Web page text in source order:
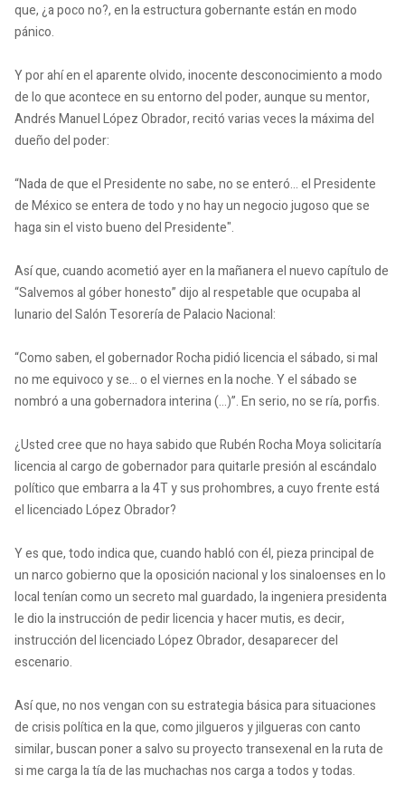
que, ¿a poco no?, en la estructura gobernante están en modo
pánico.
Y por ahí en el aparente olvido, inocente desconocimiento a modo
de lo que acontece en su entorno del poder, aunque su mentor,
Andrés Manuel López Obrador, recitó varias veces la máxima del
dueño del poder:
“Nada de que el Presidente no sabe, no se enteró... el Presidente
de México se entera de todo y no hay un negocio jugoso que se
haga sin el visto bueno del Presidente".
Así que, cuando acometió ayer en la mañanera el nuevo capítulo de
“Salvemos al góber honesto” dijo al respetable que ocupaba al
lunario del Salón Tesorería de Palacio Nacional:
“Como saben, el gobernador Rocha pidió licencia el sábado, si mal
no me equivoco y se… o el viernes en la noche. Y el sábado se
nombró a una gobernadora interina (…)”. En serio, no se ría, porfis.
¿Usted cree que no haya sabido que Rubén Rocha Moya solicitaría
licencia al cargo de gobernador para quitarle presión al escándalo
político que embarra a la 4T y sus prohombres, a cuyo frente está
el licenciado López Obrador?
Y es que, todo indica que, cuando habló con él, pieza principal de
un narco gobierno que la oposición nacional y los sinaloenses en lo
local tenían como un secreto mal guardado, la ingeniera presidenta
le dio la instrucción de pedir licencia y hacer mutis, es decir,
instrucción del licenciado López Obrador, desaparecer del
escenario.
Así que, no nos vengan con su estrategia básica para situaciones
de crisis política en la que, como jilgueros y jilgueras con canto
similar, buscan poner a salvo su proyecto transexenal en la ruta de
si me carga la tía de las muchachas nos carga a todos y todas.